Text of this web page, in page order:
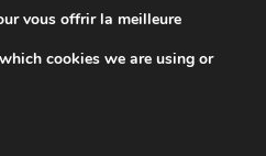
The AI Observer
vous offrir la meilleure
cookies we are using or